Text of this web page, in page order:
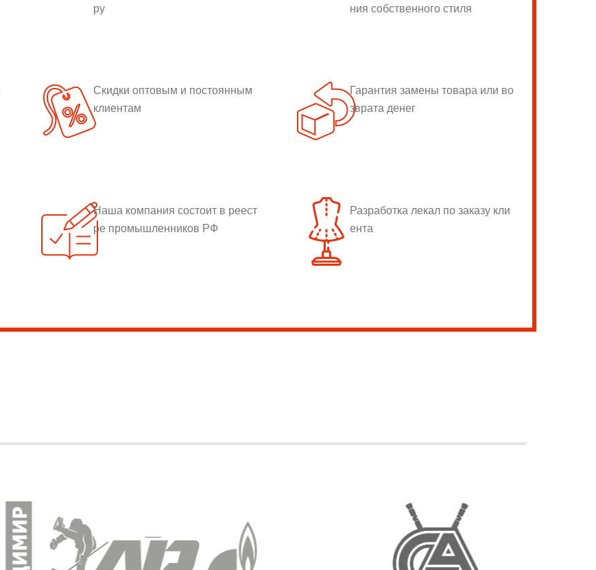
ру
ния собственного стиля
Скидки оптовым и постоянным
клиентам
Гарантия замены товара или во
зврата денег
Наша компания состоит в реест
ре промышленников РФ
Разработка лекал по заказу кли
ента